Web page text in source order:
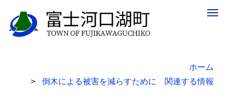
ホーム
倒木による被害を減らすために 関連する情報